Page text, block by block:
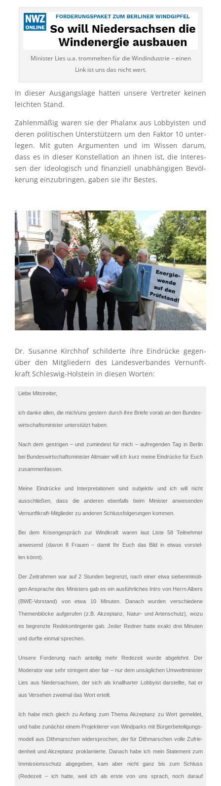
Minis­ter Lies u.a. trommel­ten für die Windin­dus­trie – einen
Link ist uns das nicht wert.
In dieser Ausgangs­lage hatten unsere Vertre­ter keinen
leich­ten Stand.
Zahlen­mä­ßig waren sie der Phalanx aus Lobby­is­ten und
deren politi­schen Unter­stüt­zern um den Faktor 10 unter­
le­gen. Mit guten Argumen­ten und im Wissen darum,
dass es in dieser Konstel­la­tion an ihnen ist, die Inter­es­
sen der ideolo­gisch und finan­zi­ell unabhän­gi­gen Bevöl­
ke­rung einzu­brin­gen, gaben sie ihr Bestes.
Dr. Susanne Kirch­hof schil­derte ihre Eindrü­cke gegen­
über den Mitglie­dern des Landes­ver­ban­des Vernunft­
kraft Schles­wig-Holstein in diesen Worten:
Liebe Mitstrei­ter,
ich danke allen, die mich/uns gestern durch ihre Briefe vorab an den Bundes­
wirt­schafts­mi­nis­ter unter­stützt haben.
Nach dem gestri­gen – und zumin­dest für mich – aufre­gen­den Tag in Berlin
bei Bundes­wirt­schafts­mi­nis­ter Altmaier will ich kurz meine Eindrü­cke für Euch
zusammenfassen.
Meine Eindrü­cke und Inter­pre­ta­tio­nen sind subjek­tiv und ich will nicht
ausschlie­ßen, dass die anderen ebenfalls beim Minis­ter anwesen­den
Vernunft­kraft-Mitglie­der zu anderen Schluss­fol­ge­run­gen kommen.
Bei dem Krisen­ge­spräch zur Windkraft waren laut Liste 58 Teilneh­mer
anwesend (davon 8 Frauen – damit Ihr Euch das Bild in etwas vorstel­
len könnt).
Der Zeitrah­men war auf 2 Stunden begrenzt, nach einer etwa sieben­mi­nü­ti­
gen Anspra­che des Minis­ters gab es ein ausführ­li­ches Intro von Herrn Albers
(BWE-Vorstand) von etwa 10 Minuten. Danach wurden verschie­dene
Themen­blö­cke aufge­ru­fen (z.B. Akzep­tanz, Natur- und Arten­schutz), wozu
es begrenzte Redekon­tin­gente gab. Jeder Redner hatte exakt drei Minuten
und durfte einmal sprechen.
Unsere Forde­rung nach antei­lig mehr Redezeit wurde abgelehnt. Der
Modera­tor war sehr strin­gent aber fair – nur dem unsäg­li­chen Umwelt­mi­nis­ter
Lies aus Nieder­sach­sen, der sich als knall­har­ter Lobby­ist darstellte, hat er
aus Verse­hen zweimal das Wort erteilt.
Ich habe mich gleich zu Anfang zum Thema Akzep­tanz zu Wort gemel­det,
und habe zunächst einem Projek­tie­rer von Windparks mit Bürger­be­tei­li­gungs­
mo­dell aus Dithmar­schen wider­spro­chen, der für Dithmar­schen volle Zufrie­
den­heit und Akzep­tanz prokla­mierte. Danach habe ich mein State­ment zum
Immis­si­ons­schutz abgege­ben, kam aber nicht ganz bis zum Schluss
(Redezeit – ich hatte, weil ich als erste von uns sprach, noch darauf